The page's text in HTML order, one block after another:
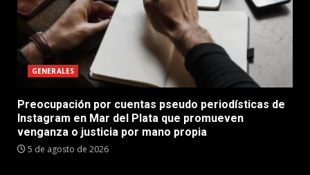
GENERALES
Preocupación por cuentas pseudo periodísticas de
Instagram en Mar del Plata que promueven
venganza o justicia por mano propia
5 de agosto de 2026